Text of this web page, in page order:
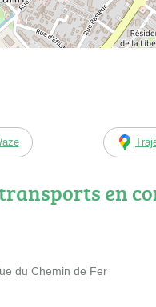
en
du Chemin de Fer